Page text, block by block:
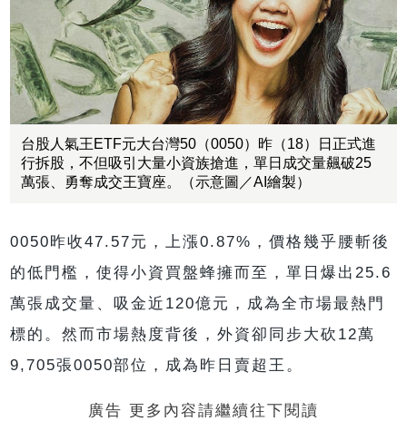
台股人氣王ETF元大台灣50（0050）昨（18）日正式進
行拆股，不但吸引大量小資族搶進，單日成交量飆破25
萬張、勇奪成交王寶座。（示意圖／AI繪製）
0050昨收47.57元，上漲0.87%，價格幾乎腰斬後
的低門檻，使得小資買盤蜂擁而至，單日爆出25.6
萬張成交量、吸金近120億元，成為全市場最熱門
標的。然而市場熱度背後，外資卻同步大砍12萬
9,705張0050部位，成為昨日賣超王。
廣告 更多內容請繼續往下閱讀